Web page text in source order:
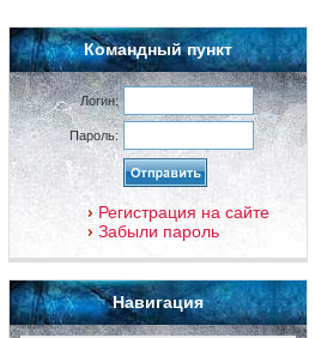
Командный пункт
Логин:
Пароль:
Регистрация на сайте
Забыли пароль
Навигация